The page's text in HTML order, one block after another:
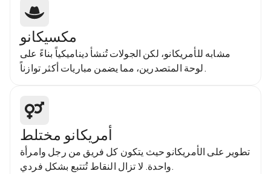
مكسيكانو
مشابه للأمريكانو، لكن الجولات تُنشأ ديناميكياً بناءً على
لوحة المتصدرين، مما يضمن مباريات أكثر توازناً.
أمريكانو مختلط
تطوير على الأمريكانو حيث يتكون كل فريق من رجل وامرأة
واحدة. لا تزال النقاط تُتتبع بشكل فردي.